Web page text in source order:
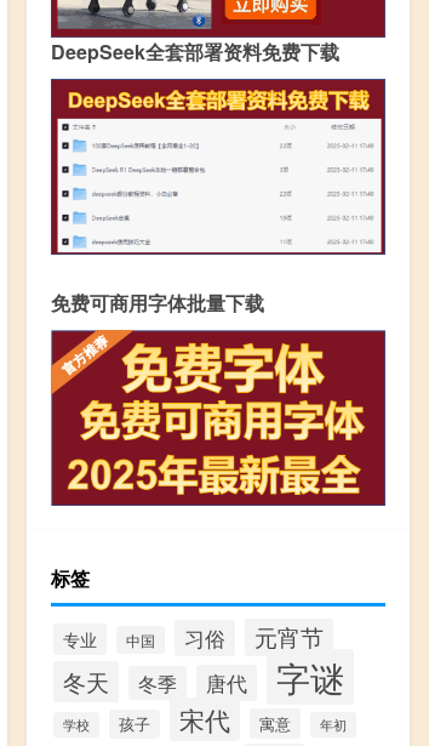
DeepSeek全套部署资料免费下载
免费可商用字体批量下载
标签
专业 中国 习俗 元宵节
冬天 冬季 唐代 字谜
学校 孩子 宋代 寓意 年初